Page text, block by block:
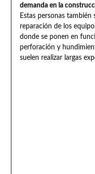
demanda en la
Estas personas
reparación de los
donde se ponen en
perforación y
suelen realizar largas